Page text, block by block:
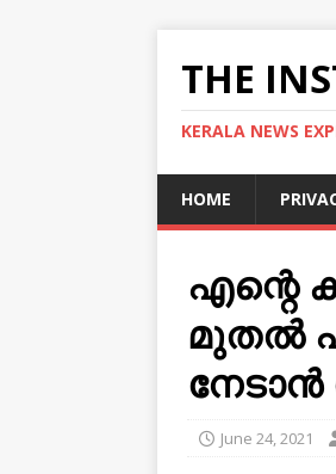
THE
KERALA NEWS
HOME
എന്റെ
മുതല്‍
നേടാന്‍
June 24, 2021